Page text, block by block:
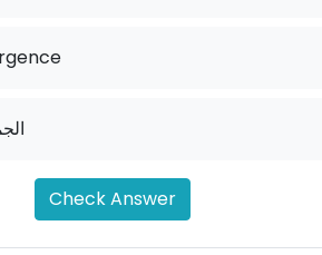
Check Answer